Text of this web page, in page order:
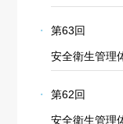
第63回
安全衛生管理
第62回
安全衛生管理